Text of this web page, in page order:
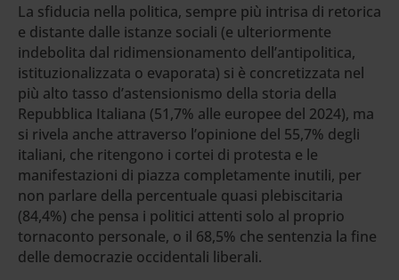
La sfiducia nella politica, sempre più intrisa di retorica
e distante dalle istanze sociali (e ulteriormente
indebolita dal ridimensionamento dell’antipolitica,
istituzionalizzata o evaporata) si è concretizzata nel
più alto tasso d’astensionismo della storia della
Repubblica Italiana (51,7% alle europee del 2024), ma
si rivela anche attraverso l’opinione del 55,7% degli
italiani, che ritengono i cortei di protesta e le
manifestazioni di piazza completamente inutili, per
non parlare della percentuale quasi plebiscitaria
(84,4%) che pensa i politici attenti solo al proprio
tornaconto personale, o il 68,5% che sentenzia la fine
delle democrazie occidentali liberali.